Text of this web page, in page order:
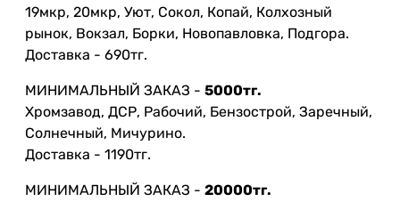
19мкр, 20мкр, Уют, Сокол, Копай, Колхозный
рынок, Вокзал, Борки, Новопавловка, Подгора.
Доставка - 690тг.
МИНИМАЛЬНЫЙ ЗАКАЗ - 5000тг.
Хромзавод, ДСР, Рабочий, Бензострой, Заречный,
Солнечный, Мичурино.
Доставка - 1190тг.
МИНИМАЛЬНЫЙ ЗАКАЗ - 20000тг.